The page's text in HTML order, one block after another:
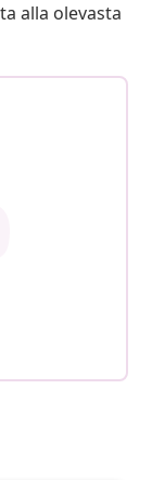
alla olevasta